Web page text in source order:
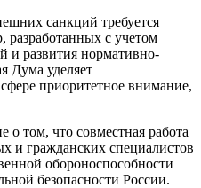
санкций требуется
разработанных с учетом
и развития нормативно-
Дума уделяет
приоритетное внимание,
том, что совместная работа
и гражданских специалистов
обороноспособности
безопасности России.